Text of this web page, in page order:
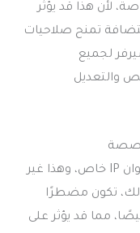
لأن هذا قد يؤثر
تمنح صلاحيات
لجميع
والتعديل
شهادات SSL المتقدمة تتطلب وجود عنوان IP خاص، وهذا غير
تكون مضطرًا
مما قد يؤثر على